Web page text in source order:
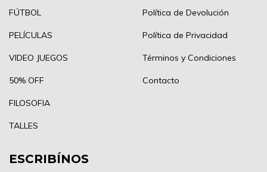
FÚTBOL
PELÍCULAS
VIDEO JUEGOS
50% OFF
FILOSOFIA
TALLES
Política de Devolución
Política de Privacidad
Términos y Condiciones
Contacto
ESCRIBÍNOS